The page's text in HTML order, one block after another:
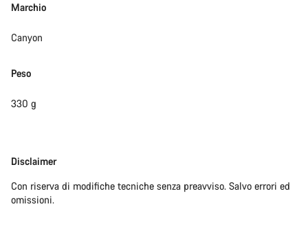
Marchio
Canyon
Peso
330 g
Disclaimer
Disclaimer
Con riserva di modifiche tecniche senza preavviso. Salvo errori ed
omissioni.